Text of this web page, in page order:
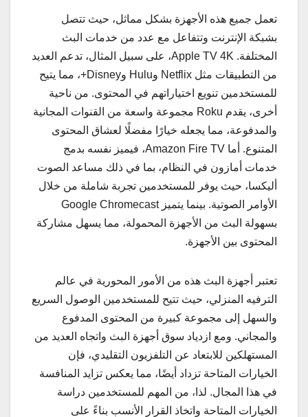
تعمل جميع هذه الأجهزة بشكل مماثل، حيث تتصل
بشبكة الإنترنت وتتفاعل مع عدد من خدمات البث
المختلفة. Apple TV 4K، على سبيل المثال، تدعم العديد
من التطبيقات مثل Netflix وHulu وDisney+، مما يتيح
للمستخدمين تنويع اختياراتهم في المحتوى. من ناحية
أخرى، يقدم Roku مجموعة واسعة من القنوات المجانية
والمدفوعة، مما يجعله خيارًا مفضلًا لعشاق المحتوى
المتنوع. أما Amazon Fire TV، فيميز نفسه بدمج
خدمات أمازون في النظام، بما في ذلك مساعد الصوت
أليكسا، حيث يوفر للمستخدمين تجربة شاملة من خلال
الأوامر الصوتية. بينما يتميز Google Chromecast
بسهولة البث من الأجهزة المحمولة، مما يسهل مشاركة
المحتوى بين الأجهزة.
تعتبر أجهزة البث هذه من الأمور المحورية في عالم
الترفيه المنزلي، حيث تتيح للمستخدمين الوصول السريع
والسهل إلى مجموعة كبيرة من المحتوى المدفوع
والمجاني. ومع ازدياد سوق أجهزة البث واتجاه العديد من
المستهلكين للابتعاد عن التلفزيون التقليدي، فإن
الخيارات المتاحة تزداد أيضًا، مما يعكس تزايد المنافسة
في هذا المجال. لذا، من المهم للمستخدمين دراسة
الخيارات المتاحة واتخاذ القرار الأنسب بناءً على